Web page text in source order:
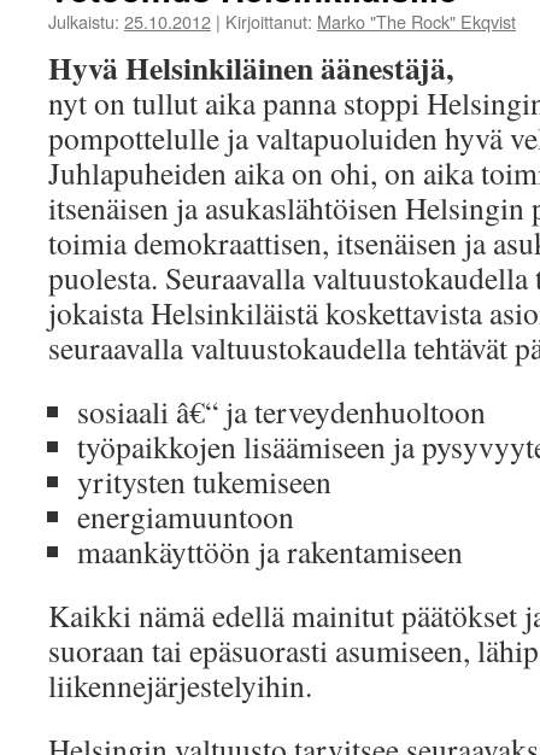
Julkaistu: 25.10.2012 | Kirjoittanut: Marko "The Rock" Ekqvist
Hyvä Helsinkiläinen äänestäjä,
nyt on tullut aika panna stoppi
pompottelulle ja valtapuoluiden hyvä
Juhlapuheiden aika on ohi, on aika
itsenäisen ja asukaslähtöisen Helsingin
toimia demokraattisen, itsenäisen ja
puolesta. Seuraavalla valtuustokaudella
jokaista Helsinkiläistä koskettavista
seuraavalla valtuustokaudella tehtävät
sosiaali â€“ ja terveydenhuoltoon
työpaikkojen lisäämiseen ja
yritysten tukemiseen
energiamuuntoon
maankäyttöön ja rakentamiseen
Kaikki nämä edellä mainitut päätökset
suoraan tai epäsuorasti asumiseen,
liikennejärjestelyihin.